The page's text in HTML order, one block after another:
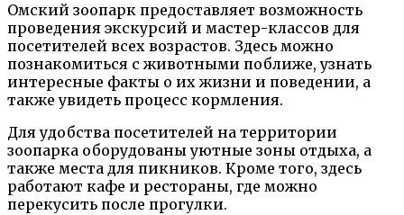
Омский зоопарк предоставляет возможность
проведения экскурсий и мастер-классов для
посетителей всех возрастов. Здесь можно
познакомиться с животными поближе, узнать
интересные факты о их жизни и поведении, а
также увидеть процесс кормления.
Для удобства посетителей на территории
зоопарка оборудованы уютные зоны отдыха, а
также места для пикников. Кроме того, здесь
работают кафе и рестораны, где можно
перекусить после прогулки.